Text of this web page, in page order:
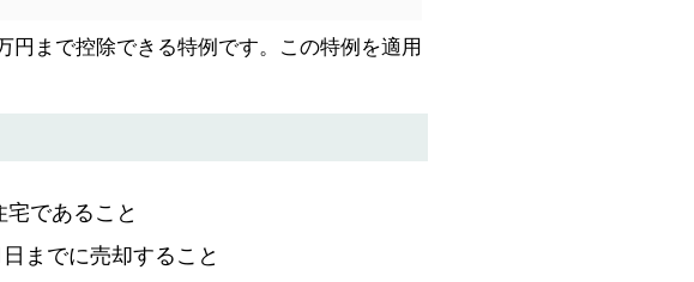
まで控除できる特例です。この特例を適用
であること
までに売却すること